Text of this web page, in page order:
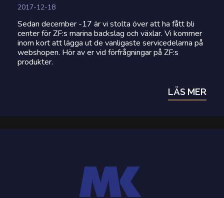
2017-12-18
Sedan december -17 är vi stolta över att ha fått bli
center för ZF:s marina backslag och växlar. Vi kommer
inom kort att lägga ut de vanligaste servicedelarna på
webshopen. Hör av er vid förfrågningar på ZF:s
produkter.
LÄS MER